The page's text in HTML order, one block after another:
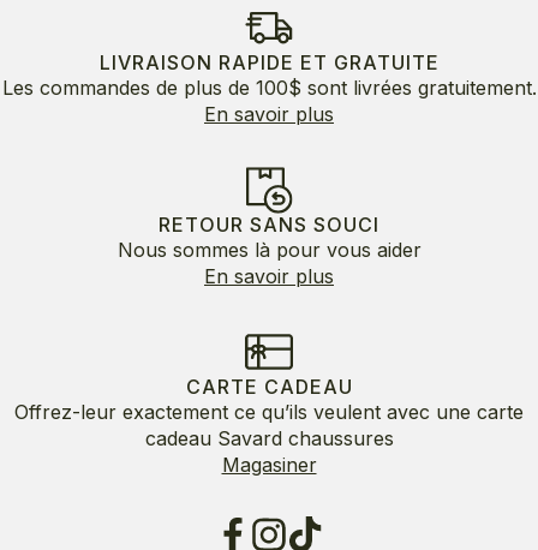
LIVRAISON RAPIDE ET GRATUITE
Les commandes de plus de 100$ sont livrées gratuitement.
En savoir plus
RETOUR SANS SOUCI
Nous sommes là pour vous aider
En savoir plus
CARTE CADEAU
Offrez-leur exactement ce qu’ils veulent avec une carte
cadeau Savard chaussures
Magasiner